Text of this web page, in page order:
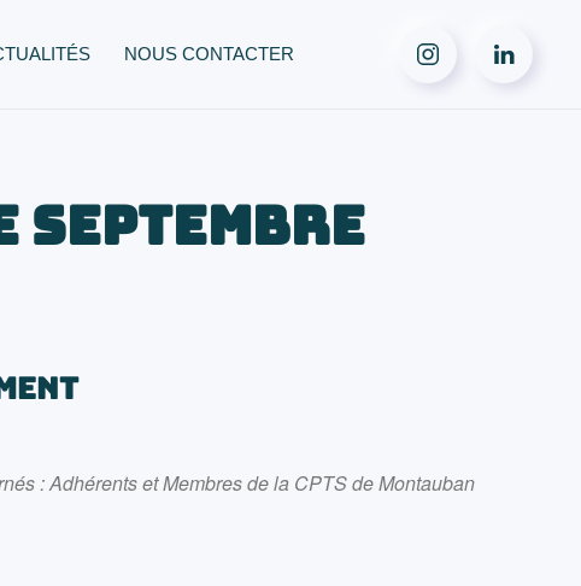
NOUS CONTACTER
septembre
: Adhérents et Membres de la CPTS de Montauban